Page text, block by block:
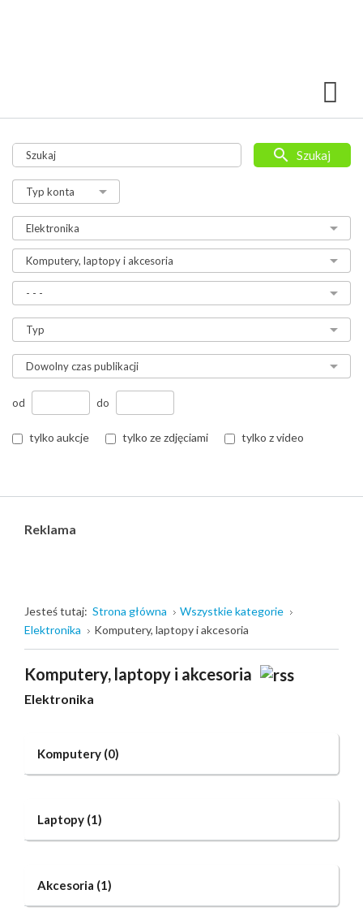
od do
tylko aukcje tylko ze zdjęciami tylko z video
Szukaj
Reklama
Jesteś tutaj: Strona główna
Wszystkie kategorie
Elektronika
Komputery, laptopy i akcesoria
Komputery, laptopy i akcesoria
Elektronika
Komputery (0)
Laptopy (1)
Akcesoria (1)